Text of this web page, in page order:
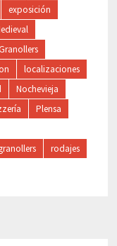
exposición
localizaciones
Nochevieja
Plensa
rodajes